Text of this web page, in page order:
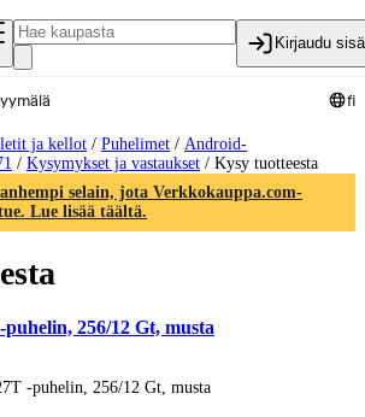
Kirjaudu
fi
ja kellot / Puhelimet / Android-
/ Kysymykset ja vastaukset / Kysy tuotteesta
selain, jota Verkkokauppa.com-
Lue lisää täältä.
256/12 Gt, musta
-puhelin, 256/12 Gt, musta